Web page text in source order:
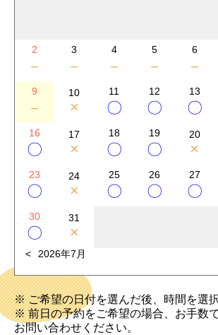
2
－
3
－
4
－
5
－
6
－
9
－
10
×
11
〇
12
〇
13
〇
16
〇
17
×
18
〇
19
〇
20
×
23
〇
24
×
25
〇
26
〇
27
〇
30
〇
31
×
2026年7月
※ ご希望の日付を選んだ後、時間を選
※ 前日の予約をご希望の場合、お手数
お問い合わせください。